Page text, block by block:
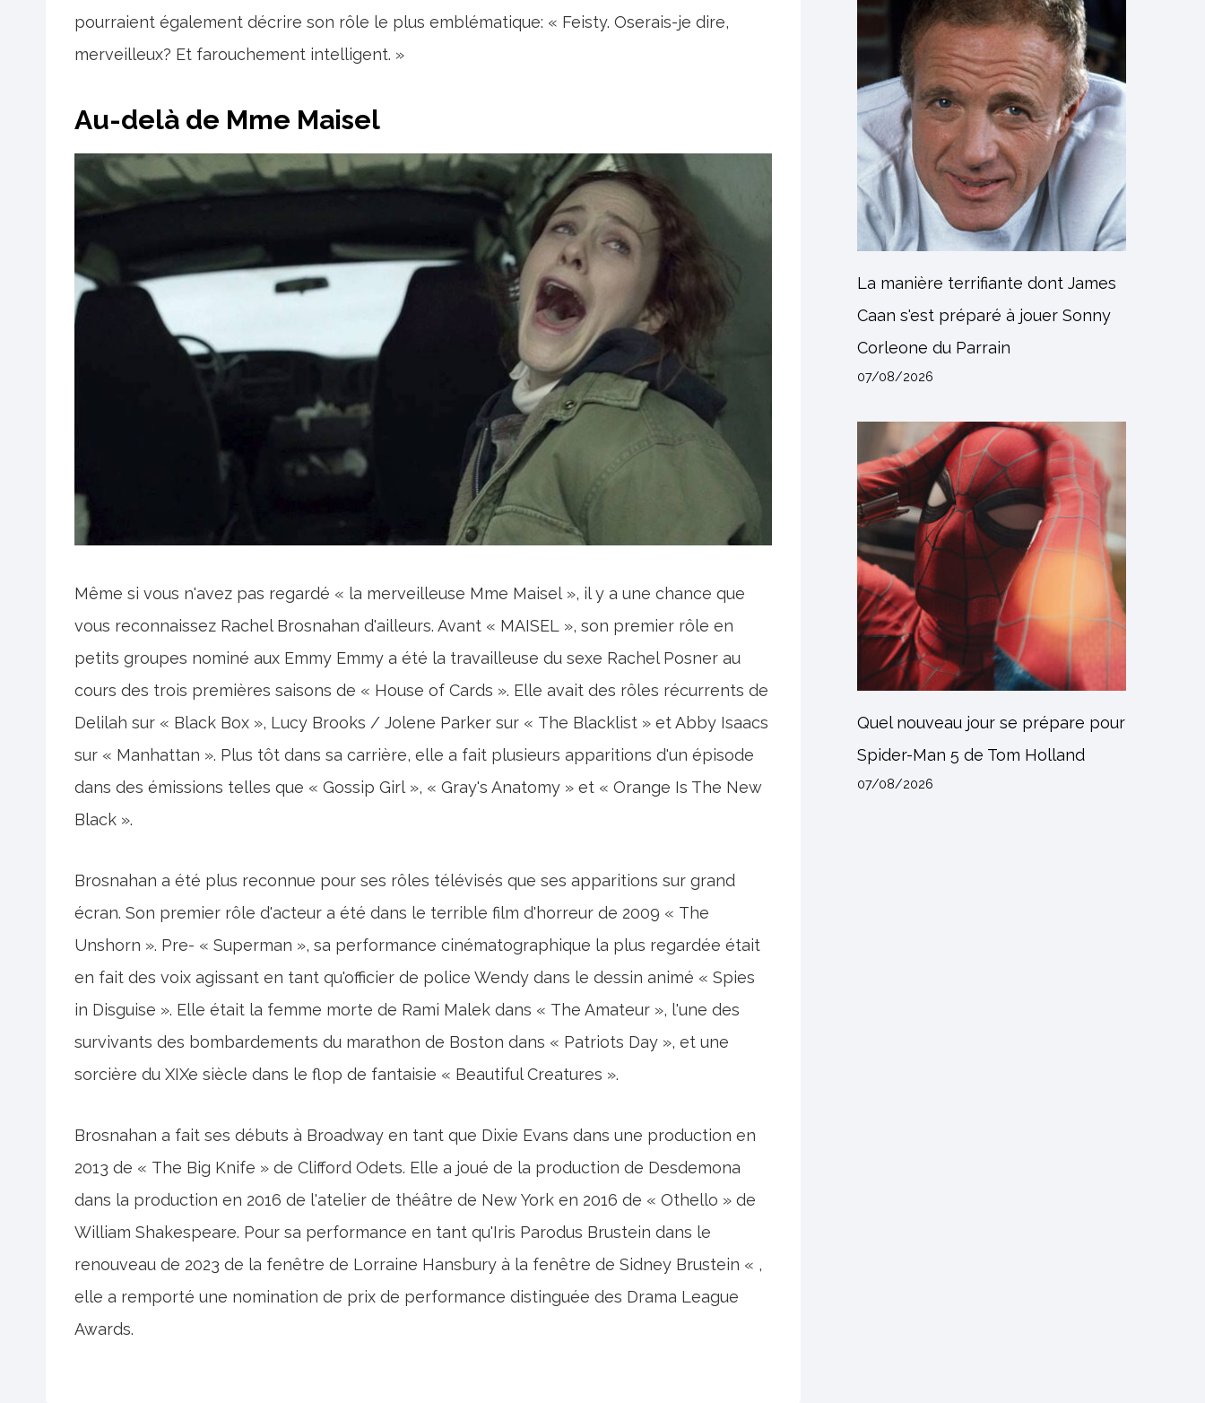
pourraient également décrire son rôle le plus emblématique: « Feisty. Oserais-je dire,
merveilleux? Et farouchement intelligent. »
Au-delà de Mme Maisel
Même si vous n'avez pas regardé « la merveilleuse Mme Maisel », il y a une chance que
vous reconnaissez Rachel Brosnahan d'ailleurs. Avant « MAISEL », son premier rôle en
petits groupes nominé aux Emmy Emmy a été la travailleuse du sexe Rachel Posner au
cours des trois premières saisons de « House of Cards ». Elle avait des rôles récurrents de
Delilah sur « Black Box », Lucy Brooks / Jolene Parker sur « The Blacklist » et Abby Isaacs
sur « Manhattan ». Plus tôt dans sa carrière, elle a fait plusieurs apparitions d'un épisode
dans des émissions telles que « Gossip Girl », « Gray's Anatomy » et « Orange Is The New
Black ».
Brosnahan a été plus reconnue pour ses rôles télévisés que ses apparitions sur grand
écran. Son premier rôle d'acteur a été dans le terrible film d'horreur de 2009 « The
Unshorn ». Pre- « Superman », sa performance cinématographique la plus regardée était
en fait des voix agissant en tant qu'officier de police Wendy dans le dessin animé « Spies
in Disguise ». Elle était la femme morte de Rami Malek dans « The Amateur », l'une des
survivants des bombardements du marathon de Boston dans « Patriots Day », et une
sorcière du XIXe siècle dans le flop de fantaisie « Beautiful Creatures ».
Brosnahan a fait ses débuts à Broadway en tant que Dixie Evans dans une production en
2013 de « The Big Knife » de Clifford Odets. Elle a joué de la production de Desdemona
dans la production en 2016 de l'atelier de théâtre de New York en 2016 de « Othello » de
William Shakespeare. Pour sa performance en tant qu'Iris Parodus Brustein dans le
renouveau de 2023 de la fenêtre de Lorraine Hansbury à la fenêtre de Sidney Brustein « ,
elle a remporté une nomination de prix de performance distinguée des Drama League
Awards.
La manière terrifiante dont James
Caan s'est préparé à jouer Sonny
Corleone du Parrain
07/08/2026
Quel nouveau jour se prépare pour
Spider-Man 5 de Tom Holland
07/08/2026